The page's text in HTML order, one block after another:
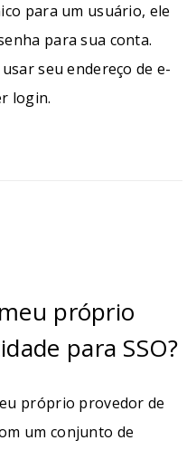
para um usuário, ele
para sua conta.
seu endereço de e-
login.
próprio
para SSO?
próprio provedor de
um conjunto de